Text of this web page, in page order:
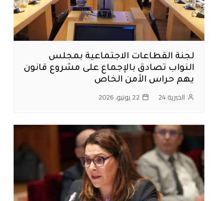
لجنة القطاعات الاجتماعية بمجلس
النواب تصادق بالإجماع على مشروع قانون
يهم حراس الأمن الخاص
الخبرية 24 22 يونيو، 2026